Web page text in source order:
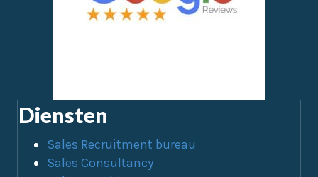
Diensten
Sales Recruitment bureau
Sales Consultancy